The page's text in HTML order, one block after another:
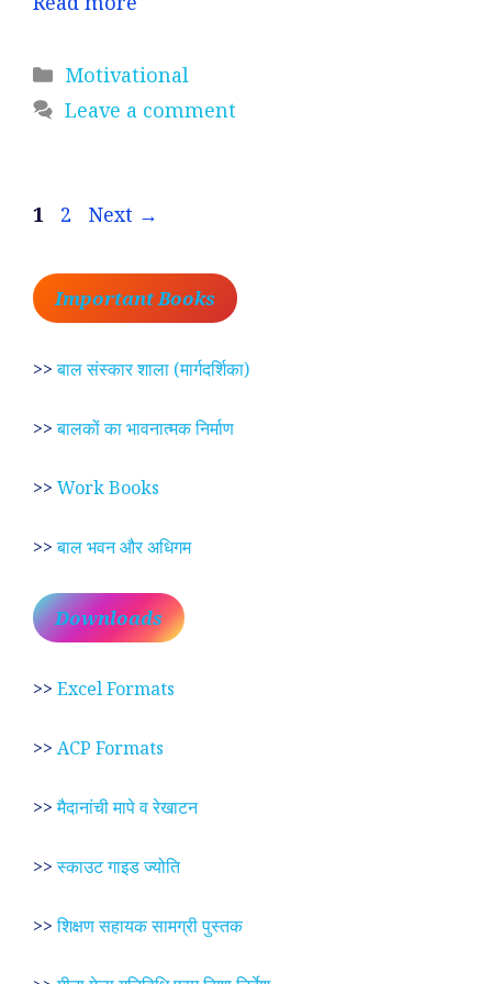
Categories
Motivational
Leave a comment
Page
1 Page
2 Next →
Important Books
>>बाल संस्कार शाला (मार्गदर्शिका)
>>बालकों का भावनात्मक निर्माण
>> Work Books
>>बाल भवन और अधिगम
Downloads
>> Excel Formats
>> ACP Formats
>>मैदानांची मापे व रेखाटन
>>स्काउट गाइड ज्योति
>>शिक्षण सहायक सामग्री पुस्तक